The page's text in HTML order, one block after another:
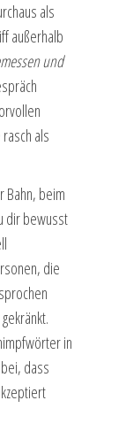
als
außerhalb
und
als
Bahn, beim
dir bewusst
die
in
dass